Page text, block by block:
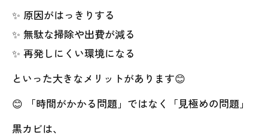
✨ 原因がはっきりする
✨ 無駄な掃除や出費が減る
✨ 再発しにくい環境になる
といった大きなメリットがあります😊
😊 「時間がかかる問題」ではなく「見極めの問題」
黒カビは、